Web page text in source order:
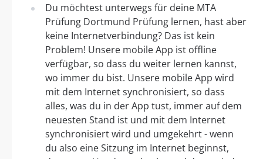
Du möchtest unterwegs für deine MTA
Prüfung Dortmund Prüfung lernen, hast aber
keine Internetverbindung? Das ist kein
Problem! Unsere mobile App ist offline
verfügbar, so dass du weiter lernen kannst,
wo immer du bist. Unsere mobile App wird
mit dem Internet synchronisiert, so dass
alles, was du in der App tust, immer auf dem
neuesten Stand ist und mit dem Internet
synchronisiert wird und umgekehrt - wenn
du also eine Sitzung im Internet beginnst,